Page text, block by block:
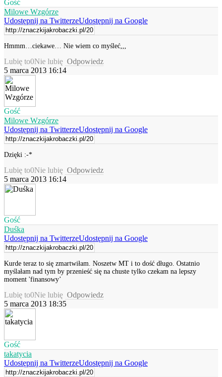
Gość
Milowe Wzgórze
Udostępnij na TwitterzeUdostępnij na Google
Hmmm…ciekawe… Nie wiem co myśleć,,,
Lubię to0Nie lubię Odpowiedz
5 marca 2013 16:14
Gość
Milowe Wzgórze
Udostępnij na TwitterzeUdostępnij na Google
Dzięki :-*
Lubię to0Nie lubię Odpowiedz
5 marca 2013 16:14
Gość
Duśka
Udostępnij na TwitterzeUdostępnij na Google
Kurde teraz to się zmartwiłam. Noszetw MT i to dość długo. Ostatnio
myślałam nad tym by przenieść się na chuste tylko czekam na lepszy
moment 'finansowy’
Lubię to0Nie lubię Odpowiedz
5 marca 2013 18:35
Gość
takatycia
Udostępnij na TwitterzeUdostępnij na Google